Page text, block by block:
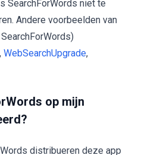
SearchForWords niet te
Andere voorbeelden van
, WebSearchUpgrade,
op mijn
distribueren deze app